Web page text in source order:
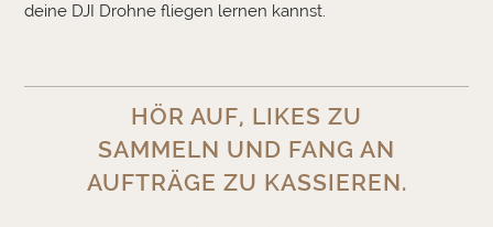
deine DJI Drohne fliegen lernen kannst.
HÖR AUF, LIKES ZU
SAMMELN UND FANG AN
AUFTRÄGE ZU KASSIEREN.